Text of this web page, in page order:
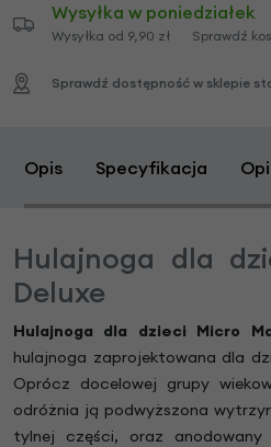
Wysyłka w poniedziałek
Wysyłka od 9,90 zł Sprawdź
Sprawdź dostępność w sklepie
Opis Specyfikacja
Hulajnoga dla
Deluxe
Hulajnoga dla dzieci Micro
hulajnoga zaprojektowana dla
Oprócz docelowej grupy
odróżnia ją podwyższona
tylnej części, oraz